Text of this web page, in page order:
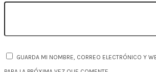
GUARDA MI NOMBRE, CORREO ELECTRÓNICO Y